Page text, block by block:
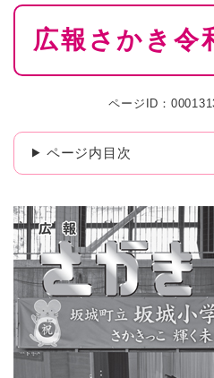
本
広報さかき令
ページID：
ページ内目次